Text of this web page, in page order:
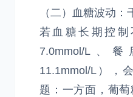
（二）血糖波动
若血糖长期控制
7.0mmol/L、
11.1mmol/L），
题：一方面，葡